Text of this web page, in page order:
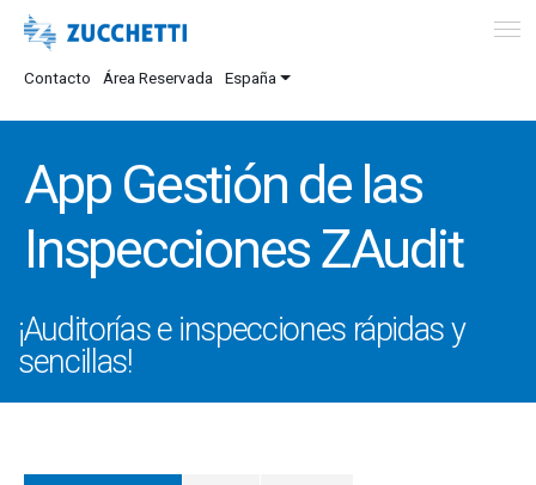
Contacto Área Reservada España
App Gestión de las
Inspecciones ZAudit
¡Auditorías e inspecciones rápidas y
sencillas!